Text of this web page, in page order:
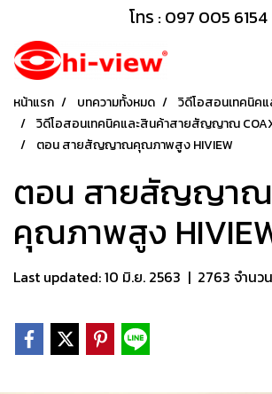
โทร : 097 005 6154
หน้าแรก บทความทั้งหมด
วิดีโอสอนเทคนิค
วิดีโอสอนเทคนิคและสินค้าสายสัญญาณ
ตอน สายสัญญาณคุณภาพสูง HIVIEW
ตอน สายสัญญาณ
คุณภาพสูง
Last updated: 10 มิ.ย. 2563 | 2763 จำนว